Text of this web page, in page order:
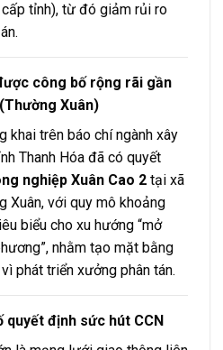
tỉnh), từ đó giảm rủi ro
công bố rộng rãi gần
Xuân)
khai trên báo chí ngành xây
Thanh Hóa đã có quyết
nghiệp Xuân Cao 2 tại xã
Xuân, với quy mô khoảng
biểu cho xu hướng “mở
nhằm tạo mặt bằng
phát triển xưởng phân tán.
quyết định sức hút CCN